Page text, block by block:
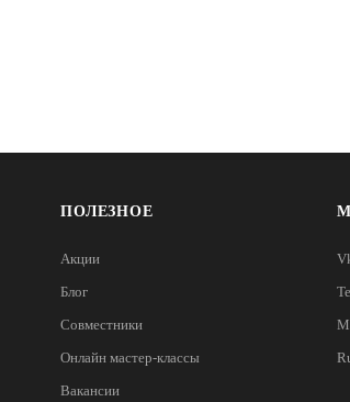
ПОЛЕЗНОЕ
Акции
Блог
Совместники
Онлайн мастер-классы
Вакансии